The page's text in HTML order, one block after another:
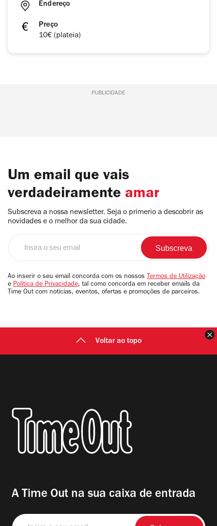
Endereço
Preço
10€ (plateia)
PUBLICIDADE
Um email que vais
verdadeiramente amar
Subscreva a nossa newsletter. Seja o primerio a descobrir as
novidades e o melhor da sua cidade.
email
Ao inserir o seu email concorda com os nossos Termos de Utilização
e Política de Privacidade, tal como concorda em receber emails da
Time Out com notícias, eventos, ofertas e promoções de parceiros.
Voltar ao topo
A Time Out na sua caixa de entrada
Insira